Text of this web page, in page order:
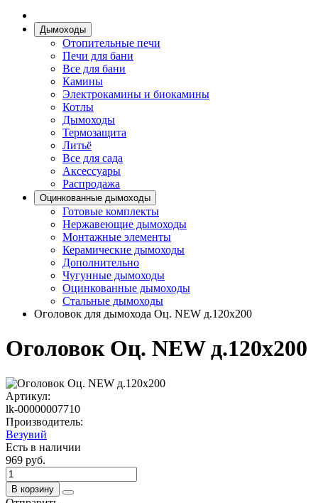
Дымоходы
Отопительные печи
Печи для бани
Все для бани
Камины
Электрокамины и биокамины
Котлы
Дымоходы
Термозащита
Литьё
Все для сада
Аксессуары
Распродажа
Оцинкованные дымоходы
Готовые комплекты
Нержавеющие дымоходы
Монтажные элементы
Керамические дымоходы
Дополнительно
Чугунные дымоходы
Оцинкованные дымоходы
Стальные дымоходы
Оголовок для дымохода Оц. NEW д.120х200
Оголовок Оц. NEW д.120х200
Артикул:
lk-00000007710
Производитель:
Везувий
Есть в наличии
969 руб.
В корзину